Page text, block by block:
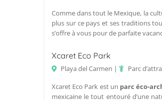
Comme dans tout le Mexique, la
plus sur ce pays et ses traditions
s’offre à vous pour de parfaite
Xcaret Eco Park
Playa del Carmen | Parc
Xcaret Eco Park est un parc éco-
mexicaine le tout entouré d’une